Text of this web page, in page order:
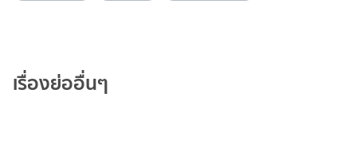
เรื่องย่ออื่นๆ